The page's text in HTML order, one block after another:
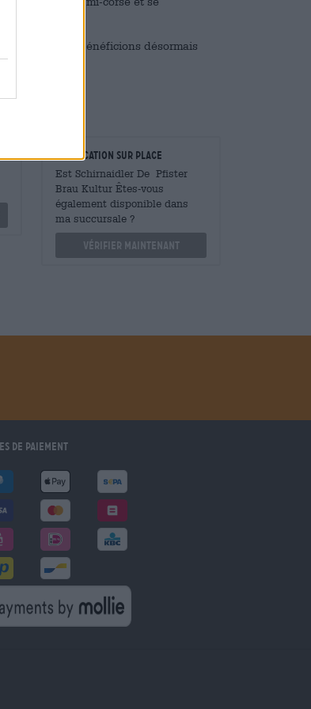
bière, nous bénéficions désormais
Vérification sur place
Est Schirnaidler De Pfister
Brau Kultur Êtes-vous
également disponible dans
ma succursale ?
Vérifier maintenant
de paiement